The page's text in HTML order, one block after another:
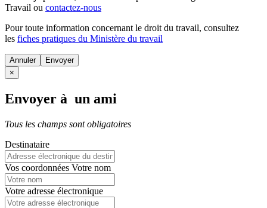
Travail ou contactez-nous
Pour toute information concernant le droit du travail, consultez
les fiches pratiques du Ministère du travail
Annuler
×
Envoyer à un ami
Tous les champs sont obligatoires
Destinataire
Vos coordonnées Votre nom
Votre adresse électronique